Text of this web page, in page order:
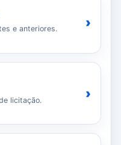
e anteriores. ›
licitação. ›